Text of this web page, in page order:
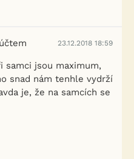
23.12.2018 18:59
samci jsou maximum,
snad nám tenhle vydrží
je, že na samcích se